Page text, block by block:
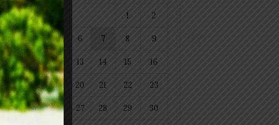
1 2
4 5 6 7 8 9
11 12 13 14 15 16
18 19 20 21 22 23
25 26 27 28 29 30